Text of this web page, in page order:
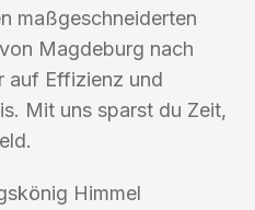
maßgeschneiderten
Magdeburg nach
auf Effizienz und
Mit uns sparst du Zeit,
Himmel